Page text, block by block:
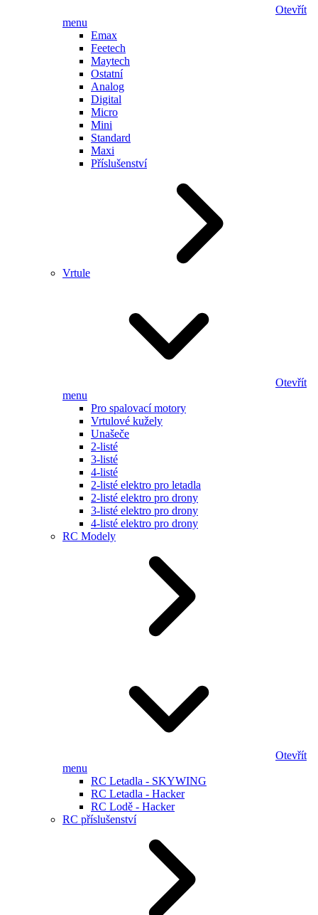
Otevřít
menu
Emax
Feetech
Maytech
Ostatní
Analog
Digital
Micro
Mini
Standard
Maxi
Příslušenství
Vrtule
Otevřít
menu
Pro spalovací motory
Vrtulové kužely
Unašeče
2-listé
3-listé
4-listé
2-listé elektro pro letadla
2-listé elektro pro drony
3-listé elektro pro drony
4-listé elektro pro drony
RC Modely
Otevřít
menu
RC Letadla - SKYWING
RC Letadla - Hacker
RC Lodě - Hacker
RC příslušenství